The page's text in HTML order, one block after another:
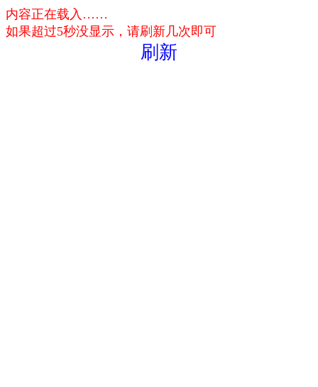
内容正在载入……
如果超过5秒没显示，请刷新几次即可
刷新